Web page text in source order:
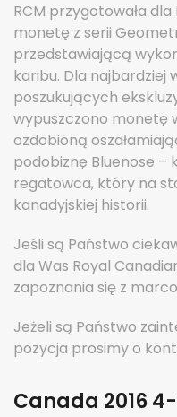
RCM przygotowała
monetę z serii
przedstawiającą
karibu. Dla
poszukujących
wypuszczono monetę
ozdobioną
podobiznę Bluenose –
regatowca, który na
kanadyjskiej historii.
Jeśli są Państwo
dla Was Royal
zapoznania się z
Jeżeli są Państwo
pozycja prosimy o
Canada 2016 4-